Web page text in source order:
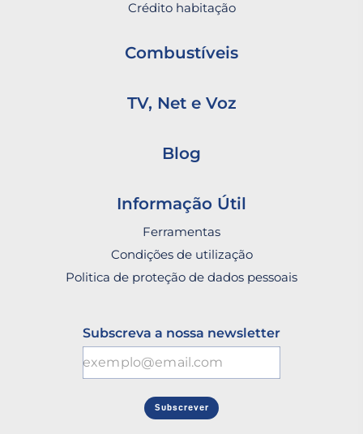
Crédito habitação
Combustíveis
TV, Net e Voz
Blog
Informação Útil
Ferramentas
Condições de utilização
Politica de proteção de dados pessoais
Subscreva a nossa newsletter
Subscrever